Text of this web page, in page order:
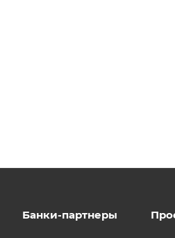
Банки-партнеры